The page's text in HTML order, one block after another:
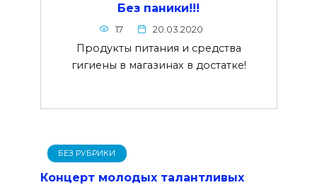
Без паники!!!
17 20.03.2020
Продукты питания и средства
гигиены в магазинах в достатке!
БЕЗ РУБРИКИ
Концерт молодых талантливых